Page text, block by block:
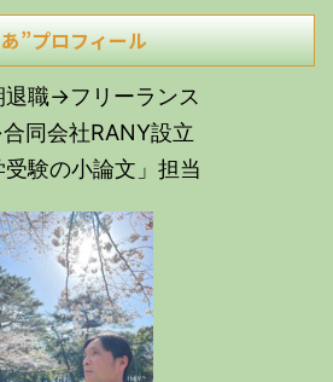
”プロフィール
職→フリーランス
同会社RANY設立
験の小論文」担当